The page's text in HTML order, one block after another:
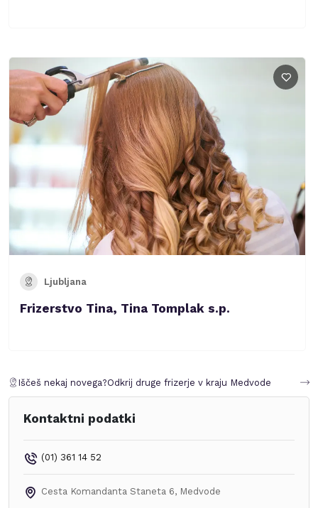
Ljubljana
Frizerstvo Tina, Tina Tomplak s.p.
Iščeš nekaj novega?Odkrij druge frizerje v kraju Medvode
Kontaktni podatki
(01) 361 14 52
Cesta Komandanta Staneta 6, Medvode